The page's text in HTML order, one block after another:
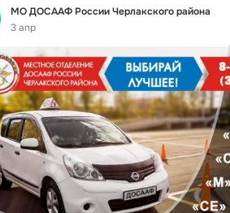
МО ДОСААФ России Черлакского района
3 апр